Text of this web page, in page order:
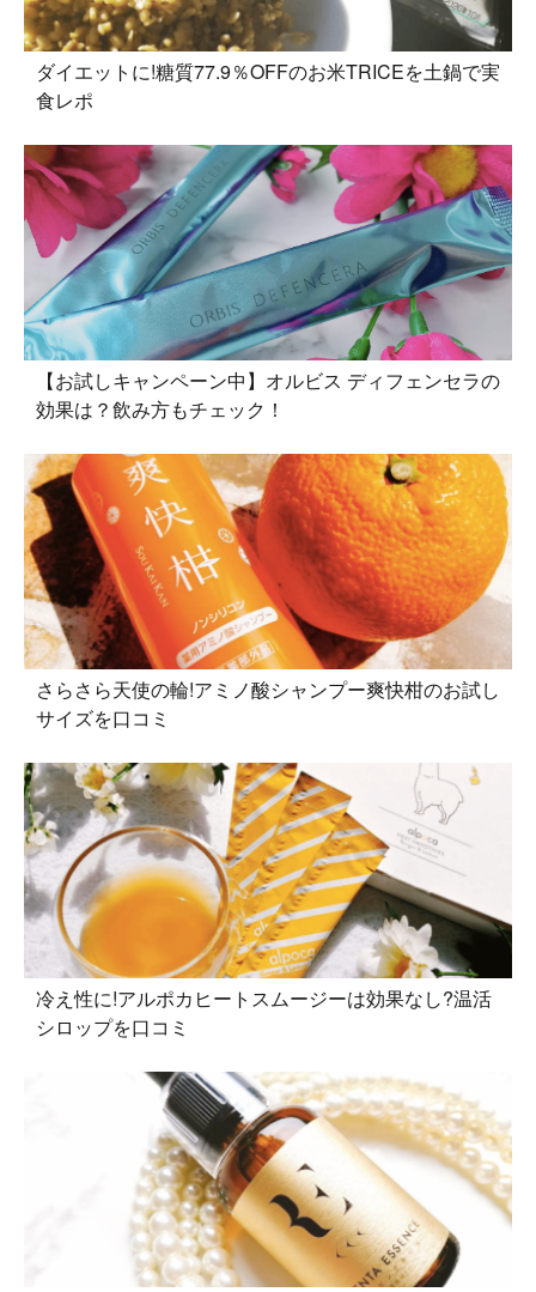
ダイエットに!糖質77.9％OFFのお米TRICEを土鍋で実
食レポ
【お試しキャンペーン中】オルビス ディフェンセラの
効果は？飲み方もチェック！
さらさら天使の輪!アミノ酸シャンプー爽快柑のお試し
サイズを口コミ
冷え性に!アルポカヒートスムージーは効果なし?温活
シロップを口コミ